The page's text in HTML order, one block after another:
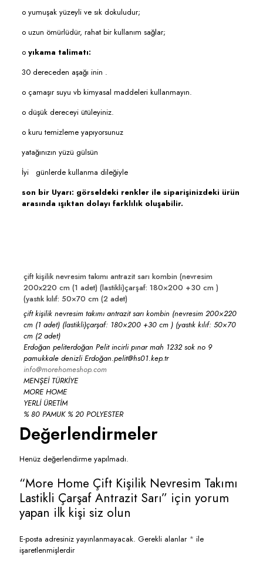
o yumuşak yüzeyli ve sık dokuludur;
o uzun ömürlüdür, rahat bir kullanım sağlar;
o yıkama talimatı:
30 dereceden aşağı inin .
o çamaşır suyu vb kimyasal maddeleri kullanmayın.
o düşük dereceyi ütüleyiniz.
o kuru temizleme yapıyorsunuz
yatağınızın yüzü gülsün
İyi günlerde kullanma dileğiyle
son bir Uyarı: görseldeki renkler ile siparişinizdeki ürün
arasında ışıktan dolayı farklılık oluşabilir.
çift kişilik nevresim takımı antrazit sarı kombin (nevresim
200x220 cm (1 adet) (lastikli)çarşaf: 180×200 +30 cm )
(yastık kılıf: 50×70 cm (2 adet)
çift kişilik nevresim takımı antrazit sarı kombin (nevresim 200×220
cm (1 adet) (lastikli)çarşaf: 180×200 +30 cm ) (yastık kılıf: 50×70
cm (2 adet)
Erdoğan peliterdoğan Pelit incirli pınar mah 1232 sok no 9
pamukkale denizli Erdoğan.pelit@hs01.kep.tr
info@morehomeshop.com
MENŞEİ TÜRKİYE
MORE HOME
YERLİ ÜRETİM
% 80 PAMUK % 20 POLYESTER
Değerlendirmeler
Henüz değerlendirme yapılmadı.
“More Home Çift Kişilik Nevresim Takımı
Lastikli Çarşaf Antrazit Sarı” için yorum
yapan ilk kişi siz olun
E-posta adresiniz yayınlanmayacak. Gerekli alanlar * ile
işaretlenmişlerdir